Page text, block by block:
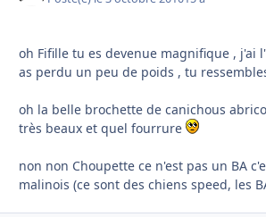
oh Fifille tu es devenue magnifique , j'ai
as perdu un peu de poids , tu
oh la belle brochette de canichous
très beaux et quel fourrure
non non Choupette ce n'est pas un BA
malinois (ce sont des chiens speed, les